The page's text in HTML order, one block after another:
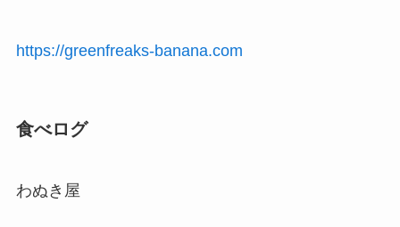
https://greenfreaks-banana.com
食べログ
わぬき屋